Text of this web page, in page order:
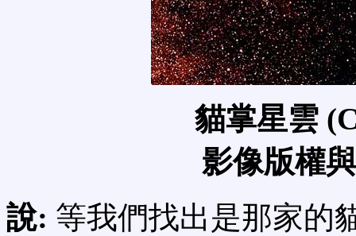
貓掌星雲
影像版權
說: 等我們找出是那家